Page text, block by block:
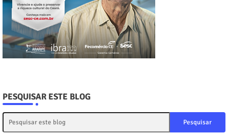
PESQUISAR ESTE BLOG